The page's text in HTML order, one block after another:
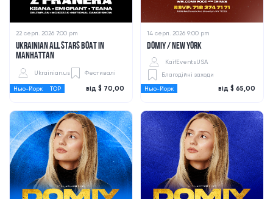
22 серп. 2026 7:00 pm
UKRAINIAN ALL STARS BOAT IN
MANHATTAN
Ukrainian.us Фестивалі
Нью-Йорк TOP від $ 70,00
14 серп. 2026 9:00 pm
DOMIY / NEW YORK
KaifEventsUSA
Благодійні заходи
Нью-Йорк від $ 65,00